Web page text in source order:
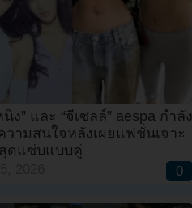
ง” และ “จีเซลล์” aespa กำลัง
วามสนใจหลังเผยแฟชั่นเจาะ
ดแซ่บแบบคู่
0